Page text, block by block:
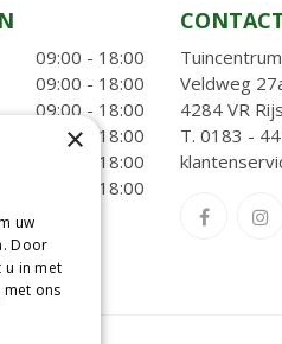
09:00 - 18:00
09:00 - 18:00
09:00 - 18:00
09:00 - 18:00
09:00 - 18:00
09:00 - 18:00
Veldweg
4284 VR
T. 0183 -
×
uw
Door
u in met
ons